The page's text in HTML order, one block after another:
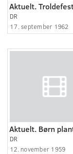
DR
17. september 1962
DR
12. november 1959